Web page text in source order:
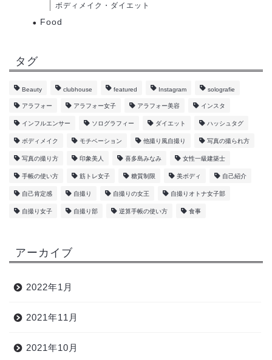
ボディメイク・ダイエット
Food
タグ
Beauty clubhouse featured Instagram solografie
アラフォー アラフォー女子 アラフォー美容 インスタ
インフルエンサー ソログラフィー ダイエット ハッシュタグ
ボディメイク モチベーション 他撮り風自撮り 写真の撮られ方
写真の撮り方 印象美人 喜多島みなみ 女性一級建築士
手帳の使い方 筋トレ女子 糖質制限 美ボディ 自己紹介
自己肯定感 自撮り 自撮りの女王 自撮りオトナ女子部
自撮り女子 自撮り部 逆算手帳の使い方 食事
アーカイブ
2022年1月
2021年11月
2021年10月